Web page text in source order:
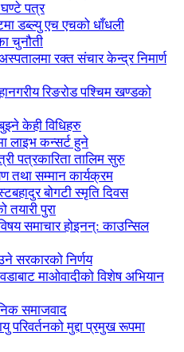
पत्र
डब्ल्यु एच एचको धाँधली
चुनौती
रक्त संचार केन्द्र निमार्ण
रिङरोड पश्चिम खण्डको
केही विधिहरु
लाइभ कन्सर्ट हुने
पत्रकारिता तालिम सुरु
तथा सम्मान कार्यक्रम
बोगटी स्मृति दिवस
पुरा
समाचार होइनन्: काउन्सिल
सरकारको निर्णय
माओवादीको विशेष अभियान
समाजवाद
परिवर्तनको मुद्दा प्रमुख रूपमा